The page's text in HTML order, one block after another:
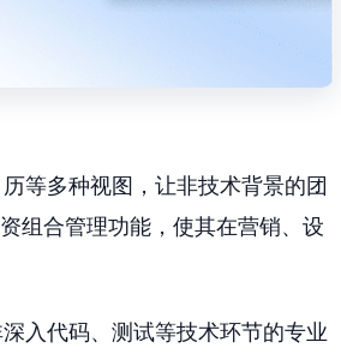
等多种视图，让非技术背景的团
组合管理功能，使其在营销、设
入代码、测试等技术环节的专业